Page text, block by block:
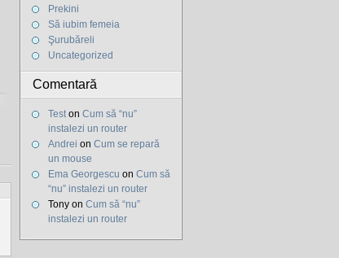
Prekini
Să iubim femeia
Şurubăreli
Uncategorized
Comentară
Teston Cum să “nu”
instalezi un router
Andrei on Cum se repară
un mouse
Ema Georgescu on Cum să
“nu” instalezi un router
Tony on Cum să “nu”
instalezi un router